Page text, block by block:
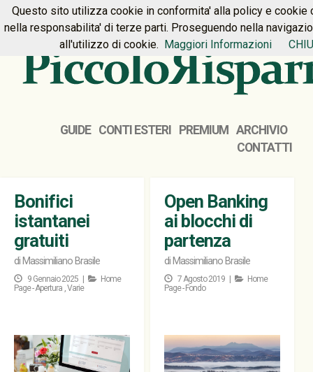
HOME PREMIUM CONTATTI
GUIDE CONTI ESTERI PREMIUM
ARCHIVIO
CONTATTI
Bonifici
istantanei
gratuiti
di Massimiliano Brasile
9 Gennaio 2025 |
Home
Page - Apertura ,Varie
Open Banking
ai blocchi di
partenza
di Massimiliano Brasile
7 Agosto 2019 |
Home
Page - Fondo
Questo sito utilizza cookie in conformita' alla policy e cookie
nella responsabilita' di terze parti. Proseguendo nella
all'utilizzo di cookie. Maggiori Informazioni